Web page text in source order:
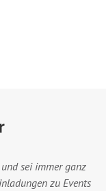
sei immer ganz
zu Events